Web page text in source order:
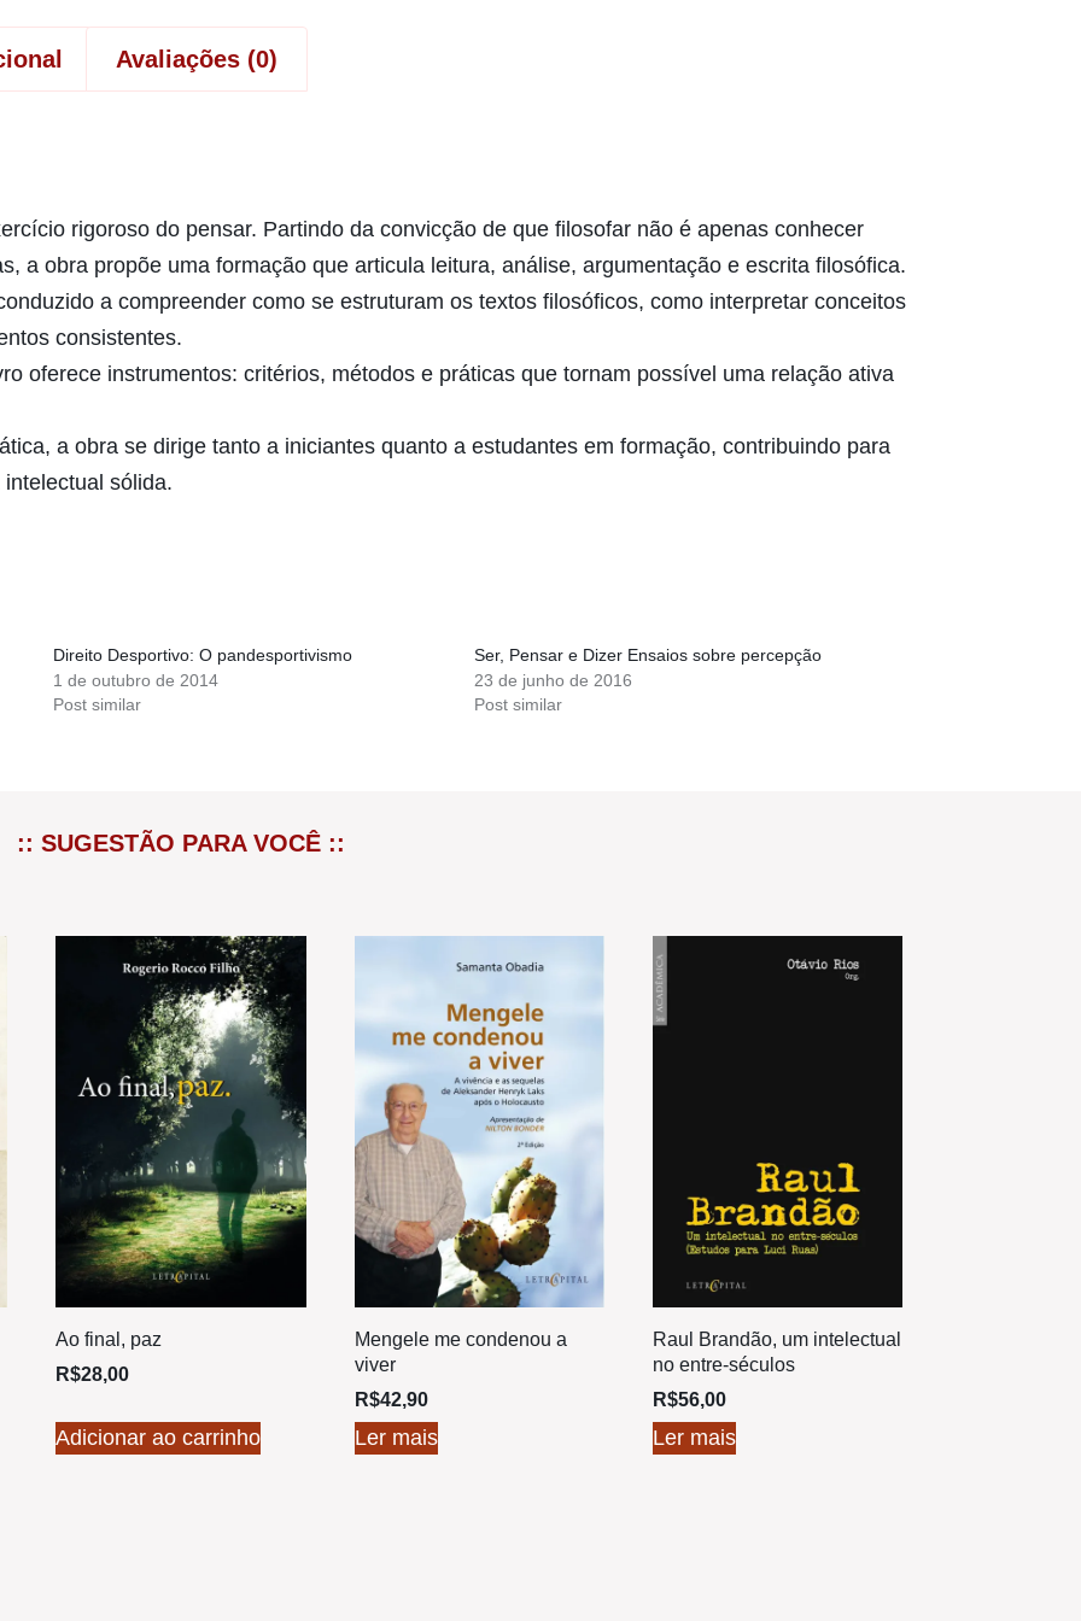
Avaliações (0)
rigoroso do pensar. Partindo da convicção de que filosofar não é apenas conhecer
a obra propõe uma formação que articula leitura, análise, argumentação e escrita filosófica.
a compreender como se estruturam os textos filosóficos, como interpretar conceitos
consistentes.
oferece instrumentos: critérios, métodos e práticas que tornam possível uma relação ativa
a obra se dirige tanto a iniciantes quanto a estudantes em formação, contribuindo para
sólida.
Direito Desportivo: O pandesportivismo
1 de outubro de 2014
Post similar
Ser, Pensar e Dizer Ensaios sobre percepção
23 de junho de 2016
Post similar
:: SUGESTÃO PARA VOCÊ ::
Ao final, paz
R$28,00
Adicionar ao carrinho
Mengele me condenou a
viver
R$42,90
Ler mais
Raul Brandão, um intelectual
no entre-séculos
R$56,00
Ler mais